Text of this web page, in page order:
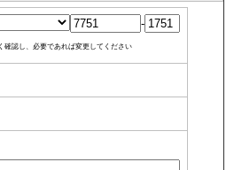
-
認し、必要であれば変更してください